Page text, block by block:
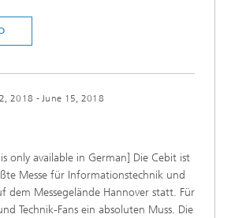
2018 - June 15, 2018
only available in German] Die Cebit ist
Messe für Informationstechnik und
dem Messegelände Hannover statt. Für
Technik-Fans ein absoluten Muss. Die